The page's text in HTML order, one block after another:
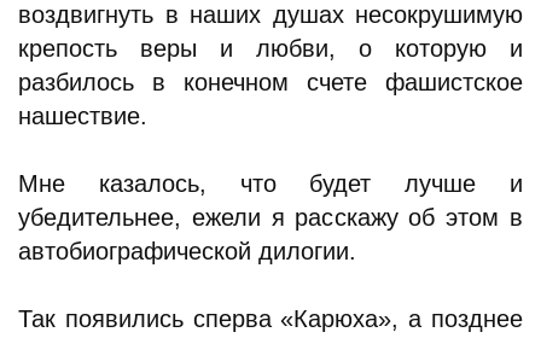
воздвигнуть в наших душах несокрушимую
крепость веры и любви, о которую и
разбилось в конечном счете фашистское
нашествие.
Мне казалось, что будет лучше и
убедительнее, ежели я расскажу об этом в
автобиографической дилогии.
Так появились сперва «Карюха», а позднее